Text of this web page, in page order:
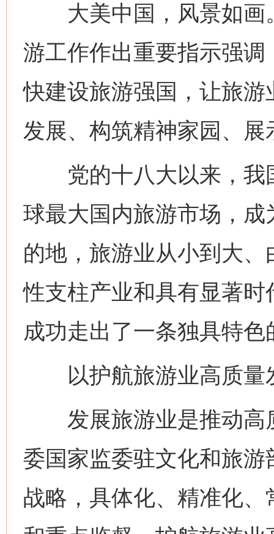
大美中国，风景如画
游工作作出重要指示强
快建设旅游强国，让旅
发展、构筑精神家园、
党的十八大以来，我
球最大国内旅游市场，
的地，旅游业从小到大
性支柱产业和具有显著
成功走出了一条独具特
以护航旅游业高质量
发展旅游业是推动高
委国家监委驻文化和旅
战略，具体化、精准化